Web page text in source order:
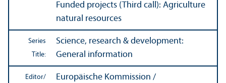
Funded projects (Third call): Agriculture
natural resources
Series
Title:
Science, research & development:
General information
Editor/
Europäische Kommission /